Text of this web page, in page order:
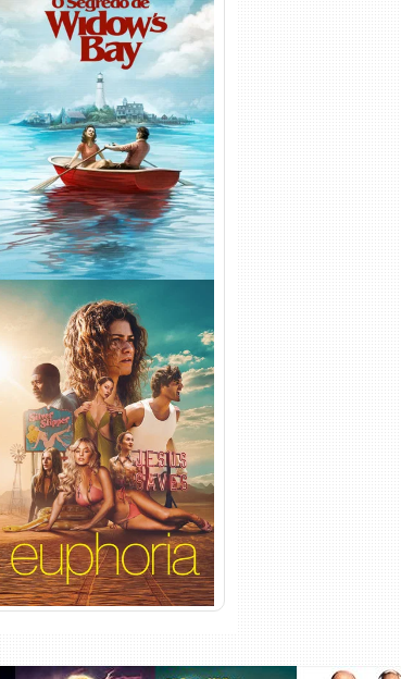
O Segredo de Widow’s Bay
1ª Temporada Torrent (2026)
WEB-DL 1080p Dual Áudio
Euphoria 3ª Temporada
Torrent (2026) WEB-DL 1080p
Dual Áudio